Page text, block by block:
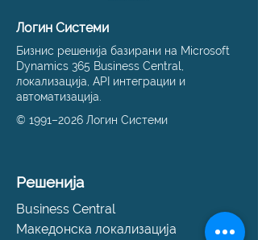
Логин Системи
Бизнис решенија базирани на Microsoft
Dynamics 365 Business Central,
локализација, API интеграции и
автоматизација.
© 1991–2026 Логин Системи
Решенија
Business Central
Македонска локализација